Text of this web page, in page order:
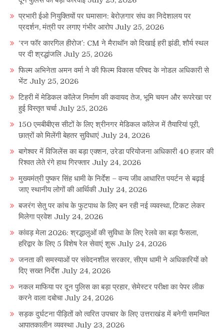
प्रभारी ईओ नियुक्तियों पर घमासान: बेरोज़गार संघ का निदेशालय पर
प्रदर्शन, मंत्री पर लगाए गंभीर आरोप July 25, 2026
‘रन फॉर कारगिल हीरोज’: CM ने मैराथॉन को दिखाई हरी झंडी, शौर्य स्थल
पर दी श्रद्धांजलि July 25, 2026
फिल्म अभिनेता अमन वर्मा ने की फिल्म विकास परिषद के नोडल अधिकारी से
भेंट July 25, 2026
टिहरी में मेडिकल कॉलेज निर्माण की कवायद तेज, भूमि चयन और रूपरेखा पर
हुई विस्तृत चर्चा July 25, 2026
150 एमबीबीएस सीटों के लिए श्रीनगर मेडिकल कॉलेज में तैयारियां पूरी,
छात्रों को मिलेंगी बेहतर सुविधाएं July 24, 2026
बागेश्वर में विजिलेंस का बड़ा एक्शन, उरेडा परियोजना अधिकारी 40 हजार की
रिश्वत लेते रंगे हाथ गिरफ्तार July 24, 2026
मुख्यमंत्री पुष्कर सिंह धामी के निर्देश – वन्य जीव आधारित पयर्टन से बढ़ाई
जाए स्थानीय लोगों की आर्थिकी July 24, 2026
बजरंग सेतु पर कांच के फुटपाथ के लिए बन रही नई व्यवस्था, टिकट लेकर
मिलेगा प्रवेश July 24, 2026
कांवड़ मेला 2026: श्रद्धालुओं की सुविधा के लिए रेलवे का बड़ा फैसला,
हरिद्वार के लिए 5 विशेष रेल सेवाएं शुरू July 24, 2026
जनता की समस्याओं पर संवेदनशील सरकार, सीएम धामी ने अधिकारियों को
दिए सख्त निर्देश July 24, 2026
नकल माफिया पर दून पुलिस का बड़ा प्रहार, सेमेस्टर परीक्षा का पेपर लीक
करने वाला दबोचा July 24, 2026
सड़क दुर्घटना पीड़ितों को त्वरित उपचार के लिए उत्तराखंड में बनेगी समन्वित
आपातकालीन व्यवस्था July 23, 2026